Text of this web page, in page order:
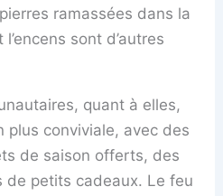
ramassées dans la
sont d’autres
quant à elles,
plus conviviale, avec des
de saison offerts, des
de petits cadeaux. Le feu